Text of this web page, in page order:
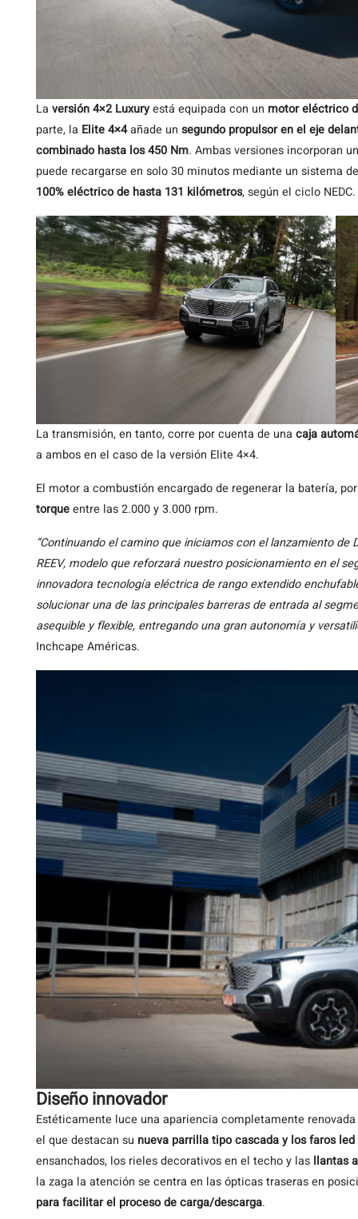
La versión 4×2 Luxuryestá equipada con un motor eléctrico
parte, la Elite 4×4añade un segundo propulsor en el eje
combinado hasta los 450 Nm. Ambas versiones incorporan
puede recargarse en solo 30 minutos mediante un sistema
100% eléctrico de hasta 131 kilómetros, según el ciclo NEDC.
La transmisión, en tanto, corre por cuenta de una caja
a ambos en el caso de la versión Elite 4×4.
El motor a combustión encargado de regenerar la batería,
torqueentre las 2.000 y 3.000 rpm.
“Continuando el camino que iniciamos con el lanzamiento de
REEV, modelo que reforzará nuestro posicionamiento en el
innovadora tecnología eléctrica de rango extendido
solucionar una de las principales barreras de entrada al
asequible y flexible, entregando una gran autonomía y
Inchcape Américas.
Diseño innovador
Estéticamente luce una apariencia completamente
el que destacan su nueva parrilla tipo cascada y los faros
ensanchados, los rieles decorativos en el techo y las llantas
la zaga la atención se centra en las ópticas traseras en
para facilitar el proceso de carga/descarga.